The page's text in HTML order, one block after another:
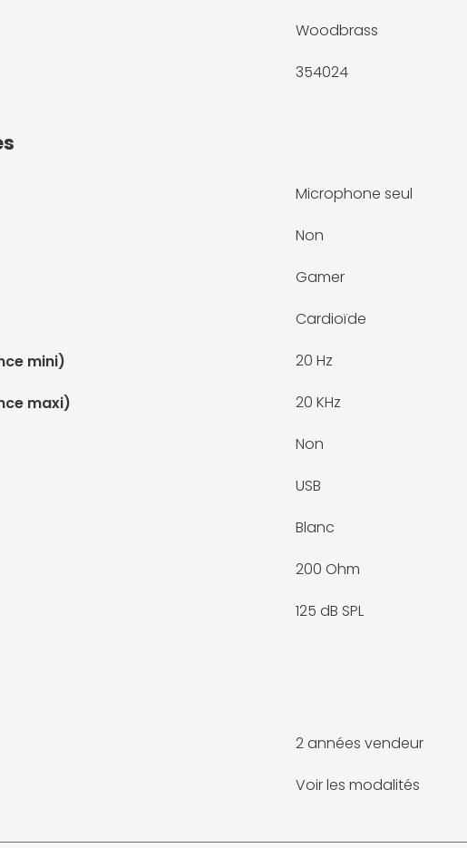
Woodbrass
354024
Microphone seul
Non
Gamer
Cardioïde
mini) 20 Hz
maxi) 20 KHz
Non
USB
Blanc
200 Ohm
125 dB SPL
2 années vendeur
Voir les modalités